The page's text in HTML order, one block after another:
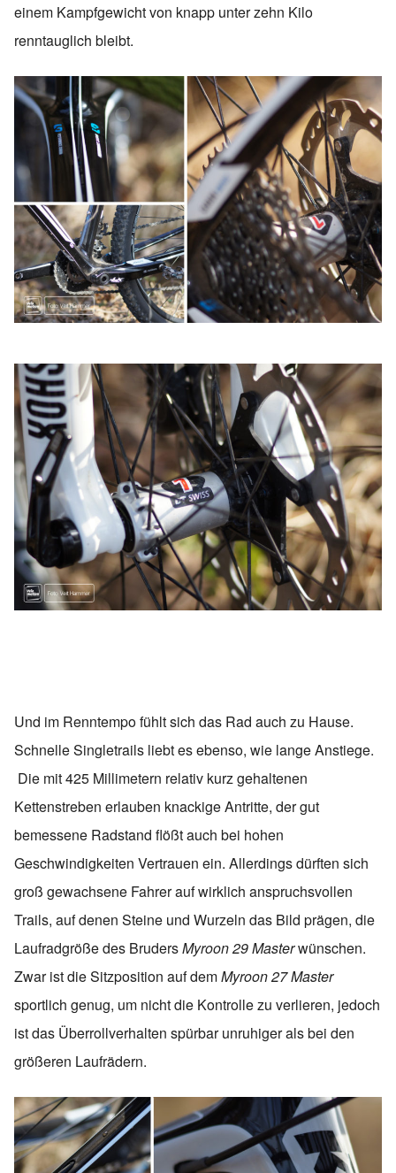
einem Kampfgewicht von knapp unter zehn Kilo
renntauglich bleibt.
Und im Renntempo fühlt sich das Rad auch zu Hause.
Schnelle Singletrails liebt es ebenso, wie lange Anstiege.
Die mit 425 Millimetern relativ kurz gehaltenen
Kettenstreben erlauben knackige Antritte, der gut
bemessene Radstand flößt auch bei hohen
Geschwindigkeiten Vertrauen ein. Allerdings dürften sich
groß gewachsene Fahrer auf wirklich anspruchsvollen
Trails, auf denen Steine und Wurzeln das Bild prägen, die
Laufradgröße des BrudersMyroon 29 Masterwünschen.
Zwar ist die Sitzposition auf demMyroon 27 Master
sportlich genug, um nicht die Kontrolle zu verlieren, jedoch
ist das Überrollverhalten spürbar unruhiger als bei den
größeren Laufrädern.